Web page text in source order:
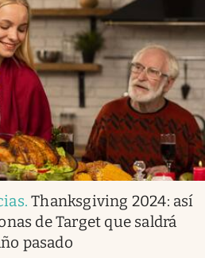
.Thanksgiving 2024: así
de Target que saldrá
pasado